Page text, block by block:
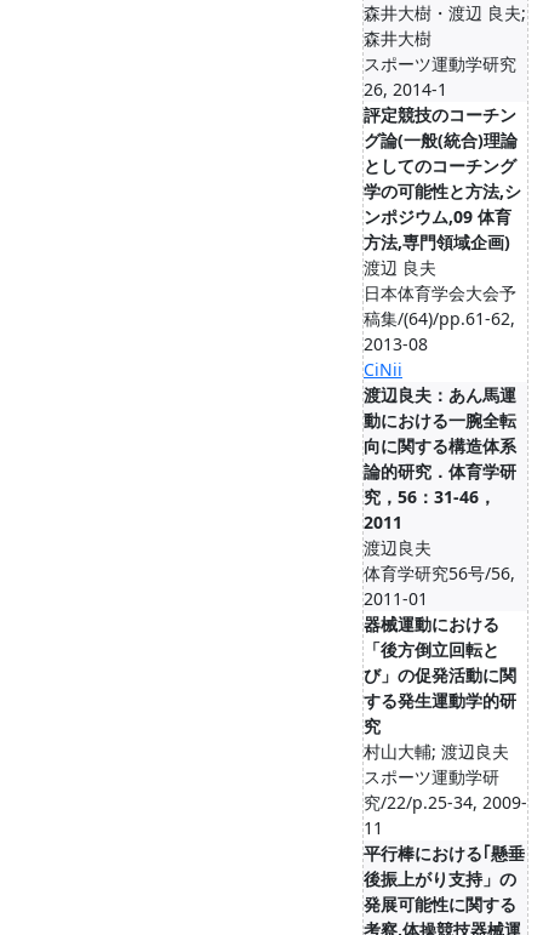
森井大樹・渡辺 良夫;
森井大樹
スポーツ運動学研究
26, 2014-1
評定競技のコーチン
グ論(一般(統合)理論
としてのコーチング
学の可能性と方法,シ
ンポジウム,09 体育
方法,専門領域企画)
渡辺 良夫
日本体育学会大会予
稿集/(64)/pp.61-62,
2013-08
CiNii
渡辺良夫：あん馬運
動における一腕全転
向に関する構造体系
論的研究．体育学研
究，56：31-46，
2011
渡辺良夫
体育学研究56号/56,
2011-01
器械運動における
「後方倒立回転と
び」の促発活動に関
する発生運動学的研
究
村山大輔; 渡辺良夫
スポーツ運動学研
究/22/p.25-34, 2009-
11
平行棒における｢懸垂
後振上がり支持」の
発展可能性に関する
考察,体操競技器械運